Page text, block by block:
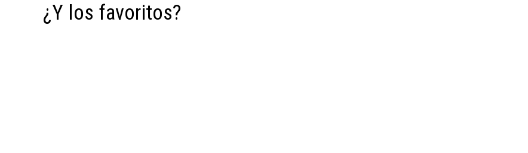
¿Y los favoritos?